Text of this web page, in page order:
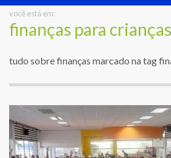
você está em:
finanças para crianças
tudo sobre finanças marcado na tag